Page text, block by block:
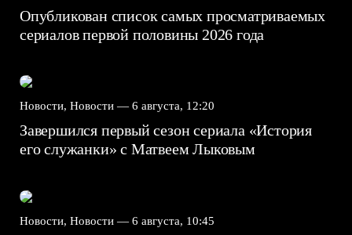
Опубликован список самых просматриваемых
сериалов первой половины 2026 года
Новости, Новости — 6 августа, 12:20
Завершился первый сезон сериала «История
его служанки» с Матвеем Лыковым
Новости, Новости — 6 августа, 10:45